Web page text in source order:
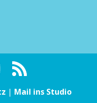
| Mail ins Studio